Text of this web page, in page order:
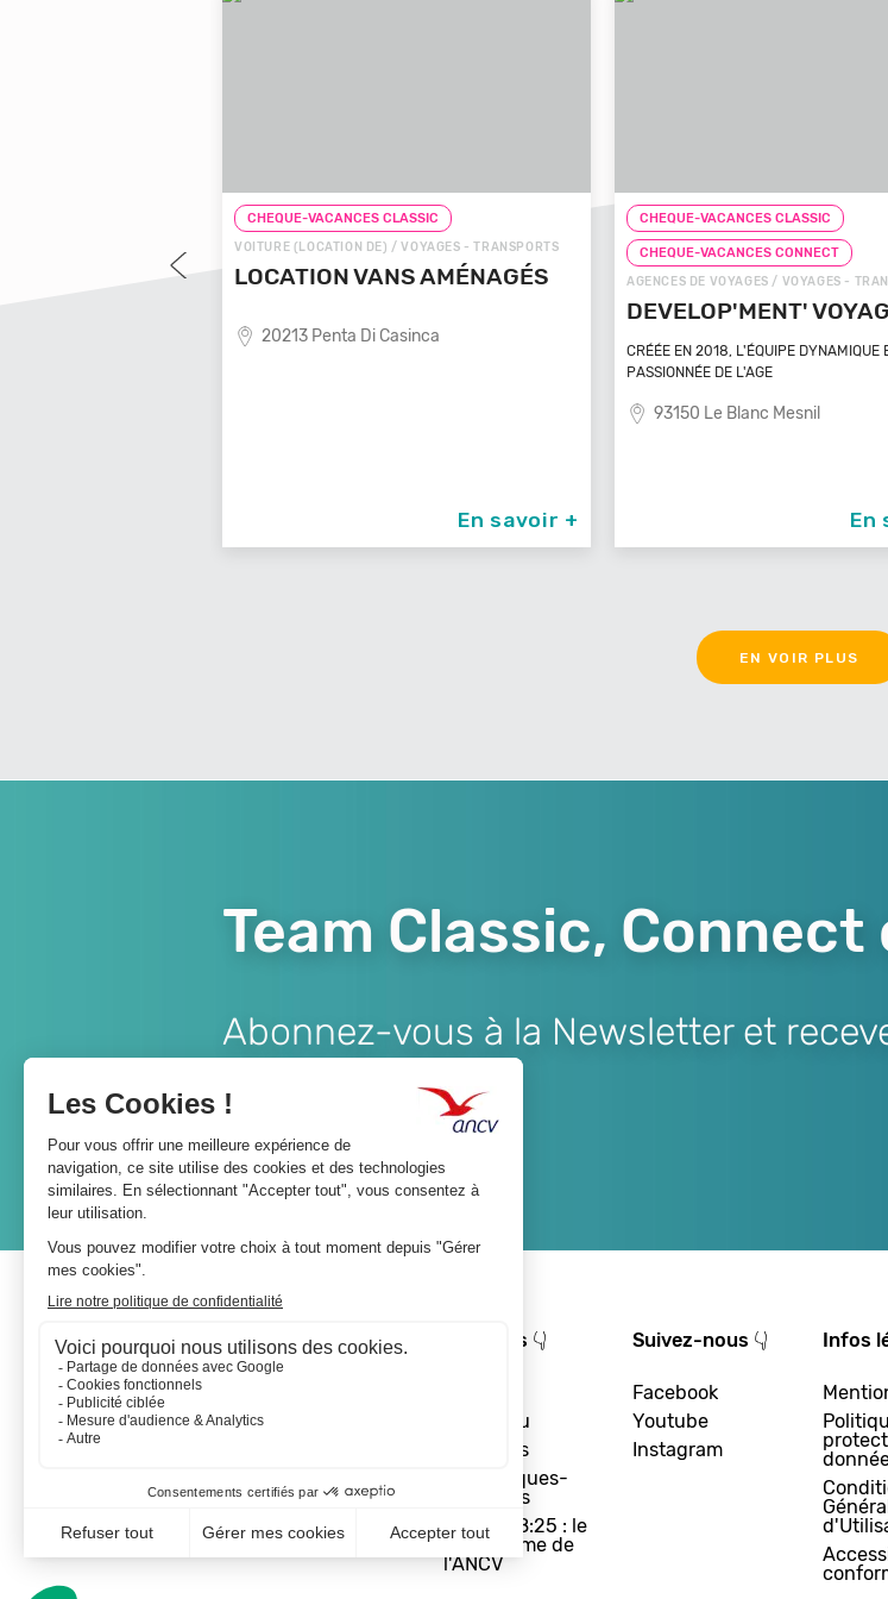
LOCALE
CHEQUE-VACANCES CLASSIC
VOITURE (LOCATION DE) / VOYAGES - TRANSPORTS
LOCATION VANS AMÉNAGÉS
20213 Penta Di Casinca
En savoir +
CHEQUE-VACANCES CLASSIC
CHEQUE-VACANCES CONNECT
AGENCES DE VOYAGES / VOYAGES -
DEVELOP'MENT'
CRÉÉE EN 2018, L'ÉQUIPE DYNAMIQUE
PASSIONNÉE DE L'AGE
93150 Le Blanc Mesnil
En
EN VOIR PLUS
Team Classic, Connect
Abonnez-vous à la Newsletter et
A propos 👇
Le réseau
Les actus
Les Chèques-
Vacances
Départ 18:25 : le
programme de
l'ANCV
Suivez-nous 👇
Facebook
Youtube
Instagram
Infos